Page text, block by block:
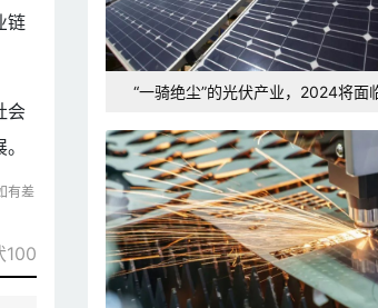
链
会
有差
100
“一骑绝尘”的光伏产业，2024将面